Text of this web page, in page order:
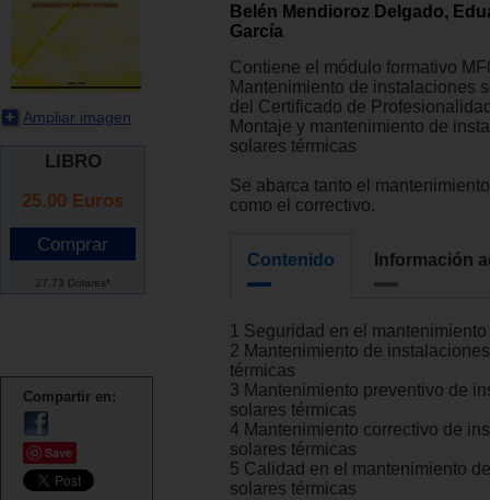
Ampliar imagen
LIBRO
25.00 Euros
27.73 Dólares*
Compartir en:
Save
Belén Mendioroz Delgado,
García
Contiene el módulo formativo
Mantenimiento de instalaciones
del Certificado de
Montaje y mantenimiento de
solares térmicas
Se abarca tanto el
como el correctivo.
Contenido Información
1 Seguridad en el mantenimiento
2 Mantenimiento de
térmicas
3 Mantenimiento preventivo de
solares térmicas
4 Mantenimiento correctivo de
solares térmicas
5 Calidad en el mantenimiento
solares térmicas